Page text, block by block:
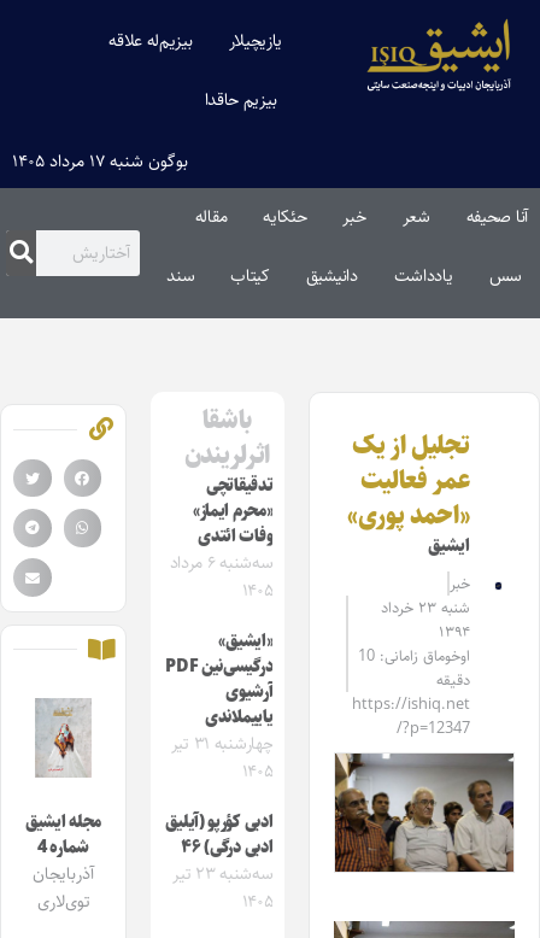
یازیچیلار بیزیم‌له علاقه
بیزیم حاقدا
بوگون شنبه ۱۷ مرداد ۱۴۰۵
آنا صحیفه شعر خبر حئکایه مقاله‌
سس یادداشت دانیشیق کیتاب سند
تجلیل از یک
عمر فعالیت
«احمد پوری»
ایشیق
خبر
شنبه ۲۳ خرداد
۱۳۹۴
اوخوماق زامانی: 10
دقیقه
https://ishiq.net
/?p=12347
باشقا
اثرلریندن
تدقیقاتچی
«محرم ایماز»
وفات ائتدی
سه‌شنبه ۶ مرداد
۱۴۰۵
«ایشیق»
درگیسی‌نین PDF
آرشیوی
یاییملاندی
چهارشنبه ۳۱ تیر
۱۴۰۵
ادبی کؤرپو (آیلیق
ادبی درگی) ۴۶
سه‌شنبه ۲۳ تیر
۱۴۰۵
مجله ایشیق
شماره 4
آذربایجان
توی‌لاری